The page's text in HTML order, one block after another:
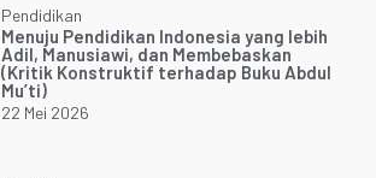
Pendidikan
Menuju Pendidikan Indonesia yang lebih
Adil, Manusiawi, dan Membebaskan
(Kritik Konstruktif terhadap Buku Abdul
Mu’ti)
22 Mei 2026